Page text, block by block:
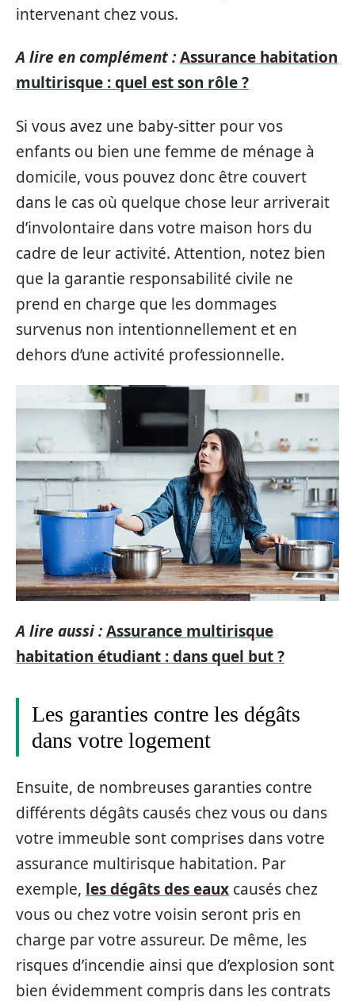
intervenant chez vous.
A lire en complément :Assurance habitation
multirisque : quel est son rôle ?
Si vous avez une baby-sitter pour vos
enfants ou bien une femme de ménage à
domicile, vous pouvez donc être couvert
dans le cas où quelque chose leur arriverait
d’involontaire dans votre maison hors du
cadre de leur activité. Attention, notez bien
que la garantie responsabilité civile ne
prend en charge que les dommages
survenus non intentionnellement et en
dehors d’une activité professionnelle.
A lire aussi :Assurance multirisque
habitation étudiant : dans quel but ?
Les garanties contre les dégâts
dans votre logement
Ensuite, de nombreuses garanties contre
différents dégâts causés chez vous ou dans
votre immeuble sont comprises dans votre
assurance multirisque habitation. Par
exemple, les dégâts des eaux causés chez
vous ou chez votre voisin seront pris en
charge par votre assureur. De même, les
risques d’incendie ainsi que d’explosion sont
bien évidemment compris dans les contrats